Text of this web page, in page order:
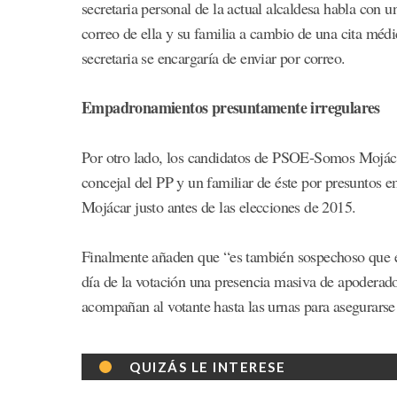
secretaria personal de la actual alcaldesa habla con
correo de ella y su familia a cambio de una cita
secretaria se encargaría de enviar por correo.
Empadronamientos presuntamente irregulares
Por otro lado, los candidatos de PSOE-Somos
concejal del PP y un familiar de éste por presuntos
Mojácar justo antes de las elecciones de 2015.
Finalmente añaden que “es también sospechoso
día de la votación una presencia masiva de
acompañan al votante hasta las urnas para
QUIZÁS LE INTERESE